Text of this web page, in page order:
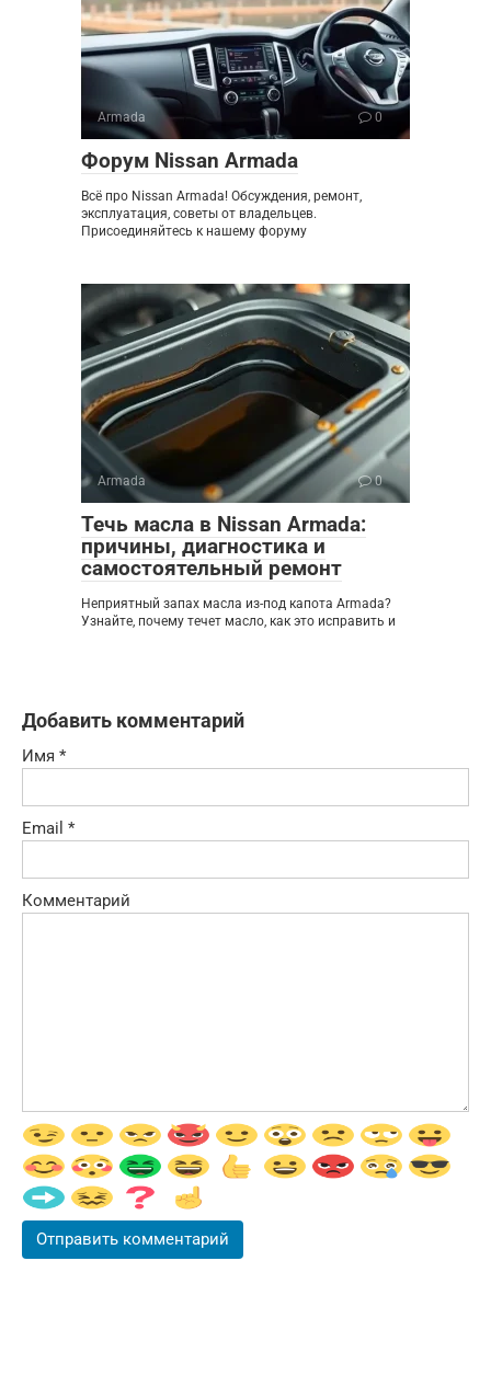
Armada 0
Форум Nissan Armada
Всё про Nissan Armada! Обсуждения, ремонт,
эксплуатация, советы от владельцев.
Присоединяйтесь к нашему форуму
Armada 0
Течь масла в Nissan Armada:
причины, диагностика и
самостоятельный ремонт
Неприятный запах масла из-под капота Armada?
Узнайте, почему течет масло, как это исправить и
Добавить комментарий
Имя *
Email *
Комментарий